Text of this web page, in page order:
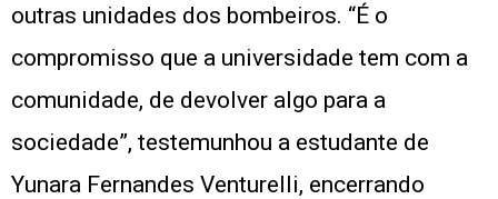
outras unidades dos bombeiros. “É o
compromisso que a universidade tem com a
comunidade, de devolver algo para a
sociedade”, testemunhou a estudante de
Yunara Fernandes Venturelli, encerrando